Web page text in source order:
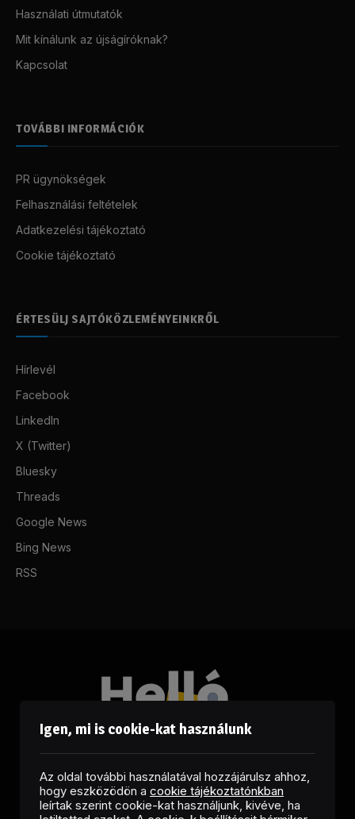
Használati útmutatók
Mit kínálunk az újságíróknak?
Kapcsolat
TOVÁBBI INFORMÁCIÓK
PR ügynökségek
Felhasználási feltételek
Adatkezelési tájékoztató
Cookie tájékoztató
ÉRTESÜLJ SAJTÓKÖZLEMÉNYEINKRŐL
Hírlevél
Facebook
LinkedIn
X (Twitter)
Bluesky
Threads
Google News
Bing News
RSS
Igen, mi is cookie-kat használunk
Az oldal további használatával hozzájárulsz ahhoz,
hogy eszközödön a cookie tájékoztatónkban
leírtak szerint cookie-kat használjunk, kivéve, ha